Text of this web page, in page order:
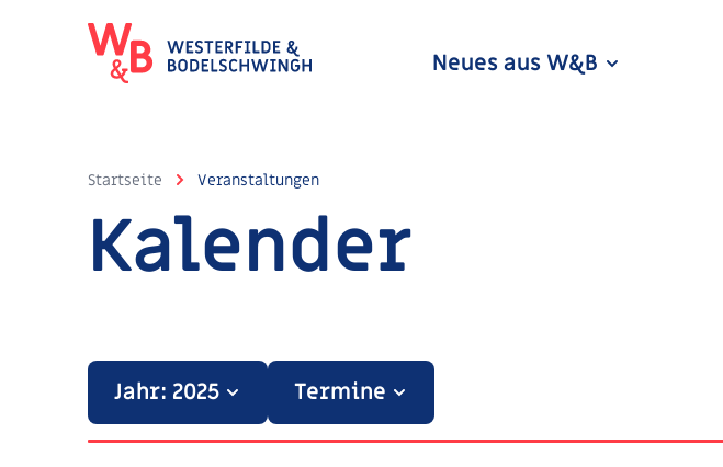
Neues aus W&B
Startseite Veranstaltungen
Kalender
Jahr: 2025 Termine